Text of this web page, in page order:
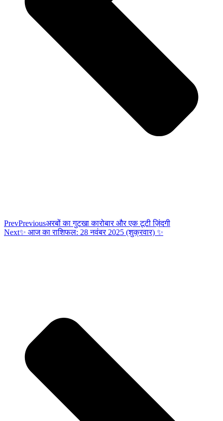
PrevPreviousअरबों का गुटखा कारोबार और एक टूटी ज़िंदगी
Next✨ आज का राशिफल: 28 नवंबर 2025 (शुक्रवार) ✨